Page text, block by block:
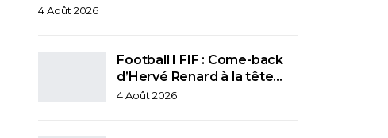
4 Août 2026
Football I FIF : Come-back
d’Hervé Renard à la tête…
4 Août 2026